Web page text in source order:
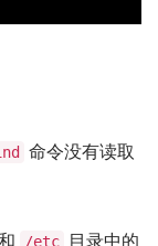
命令没有读取
/etc